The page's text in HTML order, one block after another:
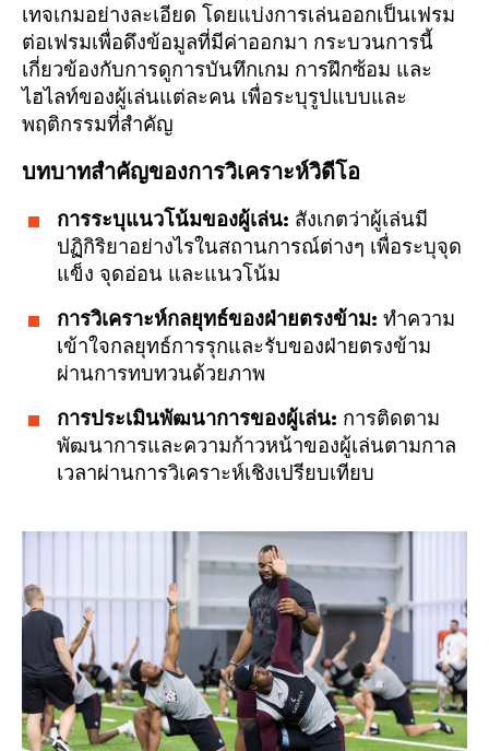
เทจเกมอย่างละเอียด โดยแบ่งการเล่นออกเป็นเฟรม
ต่อเฟรมเพื่อดึงข้อมูลที่มีค่าออกมา กระบวนการนี้
เกี่ยวข้องกับการดูการบันทึกเกม การฝึกซ้อม และ
ไฮไลท์ของผู้เล่นแต่ละคน เพื่อระบุรูปแบบและ
พฤติกรรมที่สำคัญ
บทบาทสำคัญของการวิเคราะห์วิดีโอ
การระบุแนวโน้มของผู้เล่น: สังเกตว่าผู้เล่นมี
ปฏิกิริยาอย่างไรในสถานการณ์ต่างๆ เพื่อระบุจุด
แข็ง จุดอ่อน และแนวโน้ม
การวิเคราะห์กลยุทธ์ของฝ่ายตรงข้าม: ทำความ
เข้าใจกลยุทธ์การรุกและรับของฝ่ายตรงข้าม
ผ่านการทบทวนด้วยภาพ
การประเมินพัฒนาการของผู้เล่น: การติดตาม
พัฒนาการและความก้าวหน้าของผู้เล่นตามกาล
เวลาผ่านการวิเคราะห์เชิงเปรียบเทียบ